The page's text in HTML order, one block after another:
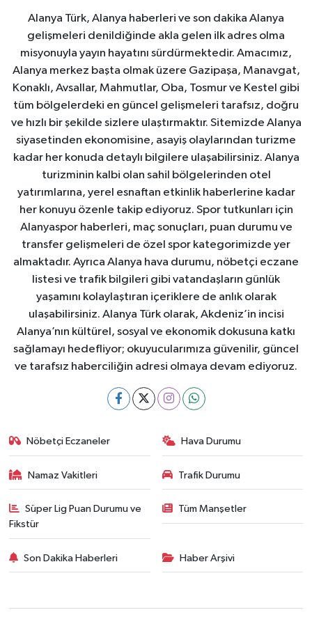
Alanya Türk, Alanya haberleri ve son dakika Alanya
gelişmeleri denildiğinde akla gelen ilk adres olma
misyonuyla yayın hayatını sürdürmektedir. Amacımız,
Alanya merkez başta olmak üzere Gazipaşa, Manavgat,
Konaklı, Avsallar, Mahmutlar, Oba, Tosmur ve Kestel gibi
tüm bölgelerdeki en güncel gelişmeleri tarafsız, doğru
ve hızlı bir şekilde sizlere ulaştırmaktır. Sitemizde Alanya
siyasetinden ekonomisine, asayiş olaylarından turizme
kadar her konuda detaylı bilgilere ulaşabilirsiniz. Alanya
turizminin kalbi olan sahil bölgelerinden otel
yatırımlarına, yerel esnaftan etkinlik haberlerine kadar
her konuyu özenle takip ediyoruz. Spor tutkunları için
Alanyaspor haberleri, maç sonuçları, puan durumu ve
transfer gelişmeleri de özel spor kategorimizde yer
almaktadır. Ayrıca Alanya hava durumu, nöbetçi eczane
listesi ve trafik bilgileri gibi vatandaşların günlük
yaşamını kolaylaştıran içeriklere de anlık olarak
ulaşabilirsiniz. Alanya Türk olarak, Akdeniz’in incisi
Alanya’nın kültürel, sosyal ve ekonomik dokusuna katkı
sağlamayı hedefliyor; okuyucularımıza güvenilir, güncel
ve tarafsız haberciliğin adresi olmaya devam ediyoruz.
Nöbetçi Eczaneler Hava Durumu
Namaz Vakitleri Trafik Durumu
Süper Lig Puan Durumu ve
Fikstür
Tüm Manşetler
Son Dakika Haberleri Haber Arşivi